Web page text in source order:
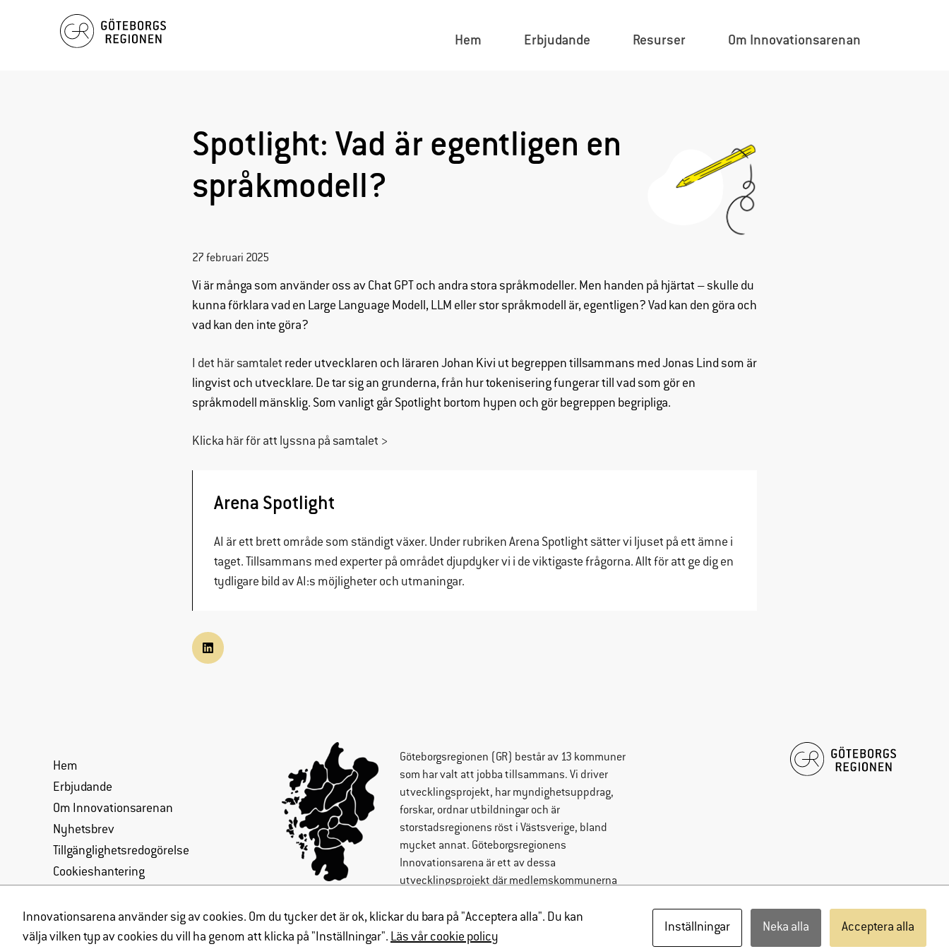
Hem Erbjudande Resurser Om Innovationsarenan
Spotlight: Vad är egentligen en
språkmodell?
27 februari 2025
Vi är många som använder oss av Chat GPT och andra stora språkmodeller. Men handen på hjärtat – skulle du
kunna förklara vad en Large Language Modell, LLM eller stor språkmodell är, egentligen? Vad kan den göra och
vad kan den inte göra?
I det här samtalet reder utvecklaren och läraren Johan Kivi ut begreppen tillsammans med Jonas Lind som är
lingvist och utvecklare. De tar sig an grunderna, från hur tokenisering fungerar till vad som gör en
språkmodell mänsklig. Som vanligt går Spotlight bortom hypen och gör begreppen begripliga.
Klicka här för att lyssna på samtalet >
Arena Spotlight
AI är ett brett område som ständigt växer. Under rubriken Arena Spotlight sätter vi ljuset på ett ämne i
taget. Tillsammans med experter på området djupdyker vi i de viktigaste frågorna. Allt för att ge dig en
tydligare bild av AI:s möjligheter och utmaningar.
Hem
Erbjudande
Om Innovationsarenan
Nyhetsbrev
Tillgänglighetsredogörelse
Cookieshantering
Göteborgsregionen (GR) består av 13 kommuner
som har valt att jobba tillsammans. Vi driver
utvecklingsprojekt, har myndighetsuppdrag,
forskar, ordnar utbildningar och är
storstadsregionens röst i Västsverige, bland
mycket annat. Göteborgsregionens
Innovationsarena är ett av dessa
utvecklingsprojekt där medlemskommunerna
Edet, Mölndal, Partille, Stenungsund, Tjörn och Öckerö samverkar.
Innovationsarena använder sig av cookies. Om du tycker det är ok, klickar du bara på "Acceptera alla". Du kan
välja vilken typ av cookies du vill ha genom att klicka på "Inställningar". Läs vår cookie policy
Inställningar Neka alla Acceptera alla
Dessa
cookies går
Statistik
För att vi ska
förbättra
hemsidans
och
uppbyggnad,
baserat på
används.